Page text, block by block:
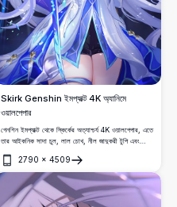
Skirk Genshin ইমপ্যাক্ট 4K অ্যানিমে
ওয়ালপেপার
গেনশিন ইমপ্যাক্ট থেকে স্কির্কের অত্যাশ্চর্য 4K ওয়ালপেপার, এতে
তার আইকনিক সাদা চুল, লাল চোখ, নীল জাদুকরী টুপি এবং
উজ্জ্বল তলোয়ার রয়েছে।
2790 × 4509
খুলুন